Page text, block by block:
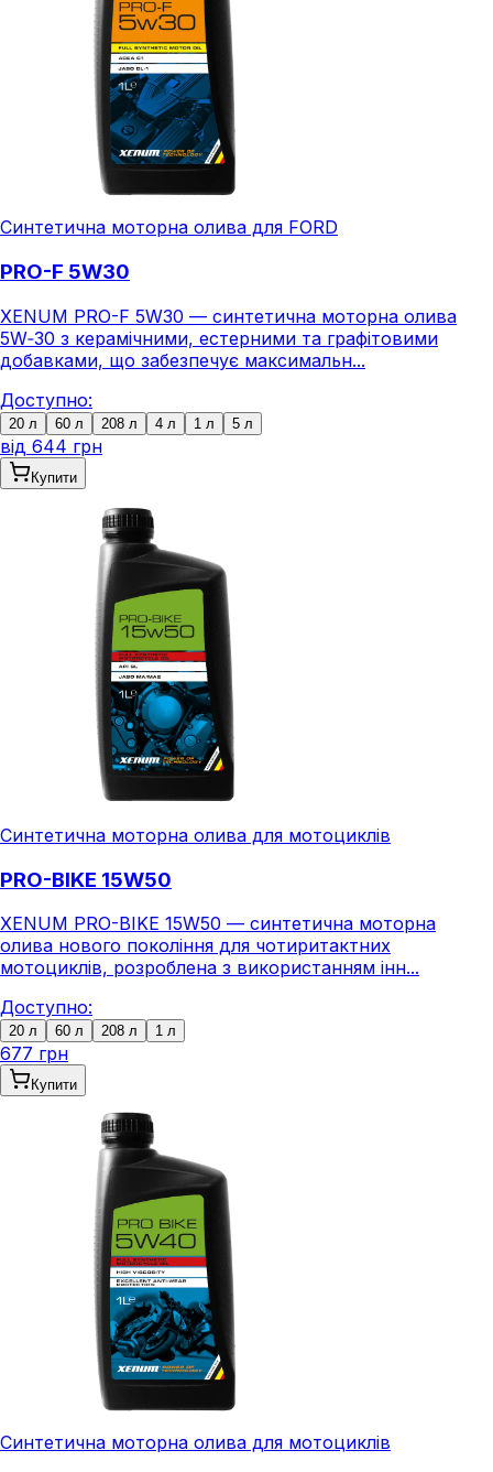
Синтетична моторна олива для FORD
PRO-F 5W30
XENUM PRO-F 5W30 — синтетична моторна олива
5W‑30 з керамічними, естерними та графітовими
добавками, що забезпечує максимальн...
Доступно:
20 л 60 л 208 л 4 л 1 л 5 л
від 644 грн
Купити
Синтетична моторна олива для мотоциклів
PRO-BIKE 15W50
XENUM PRO-BIKE 15W50 — синтетична моторна
олива нового покоління для чотиритактних
мотоциклів, розроблена з використанням інн...
Доступно:
20 л 60 л 208 л 1 л
677 грн
Купити
Синтетична моторна олива для мотоциклів